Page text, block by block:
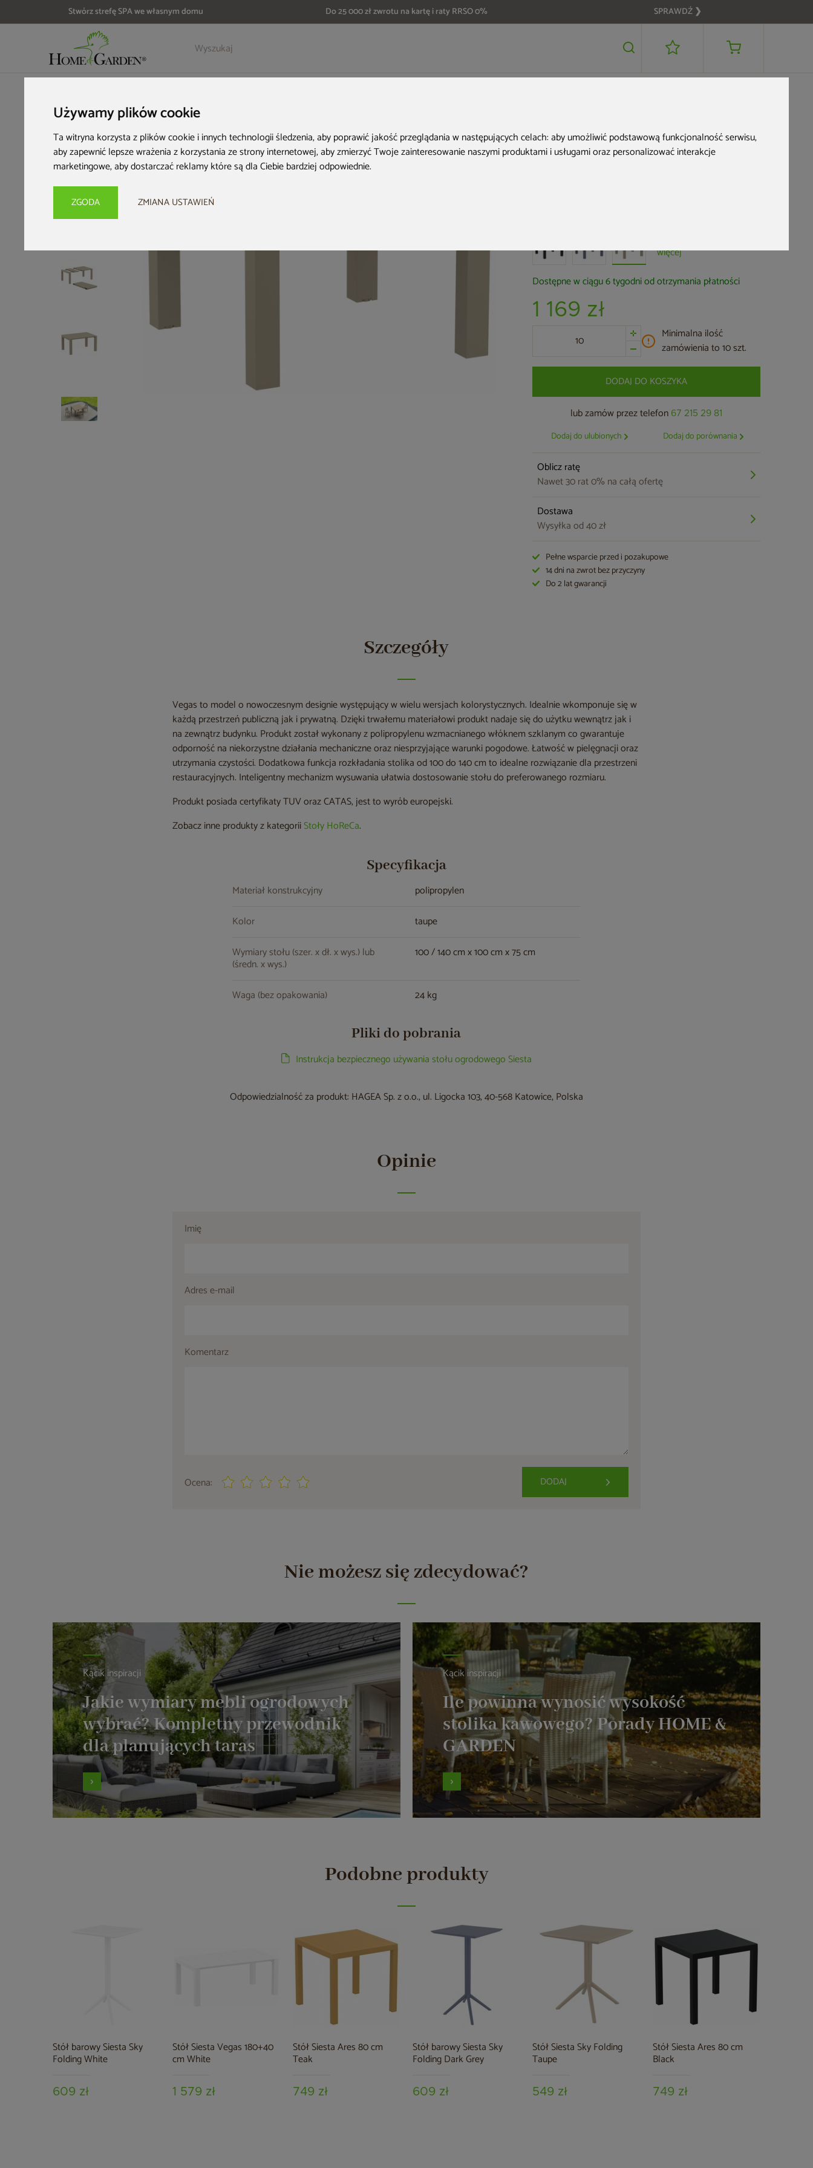
Używamy plików cookie
Ta witryna korzysta z plików cookie i innych technologii śledzenia, aby poprawić jakość przeglądania w następujących celach:aby umożliwić podstawową funkcjonalność serwisu,
aby zapewnić lepsze wrażenia z korzystania ze strony internetowej,aby zmierzyć Twoje zainteresowanie naszymi produktami i usługami oraz personalizować interakcje
marketingowe,aby dostarczać reklamy które są dla Ciebie bardziej odpowiednie.
ZGODA ZMIANA USTAWIEŃ
Stwórz strefę SPA we własnym domu Do 25 000 zł zwrotu na kartę i raty RRSO 0% SPRAWDŹ ❯
Szczegóły Opinie 1 169 zł DODAJ DO KOSZYKA
Stół Siesta Vegas
więcej
Dostępne w ciągu 6 tygodni od otrzymania płatności
1 169 zł
Minimalna ilość
zamówienia to 10 szt.
DODAJ DO KOSZYKA
lub zamów przez telefon 67 215 29 81
Dodaj do ulubionych Dodaj do porównania
Oblicz ratę
Nawet 30 rat 0% na całą ofertę
Dostawa
Wysyłka od 40 zł
Pełne wsparcie przed i pozakupowe
14 dni na zwrot bez przyczyny
Do 2 lat gwarancji
Szczegóły
Vegas to model o nowoczesnym designie występujący w wielu wersjach kolorystycznych. Idealnie wkomponuje się w
każdą przestrzeń publiczną jak i prywatną. Dzięki trwałemu materiałowi produkt nadaje się do użytku wewnątrz jak i
na zewnątrz budynku. Produkt został wykonany z polipropylenu wzmacnianego włóknem szklanym co gwarantuje
odporność na niekorzystne działania mechaniczne oraz niesprzyjające warunki pogodowe. Łatwość w pielęgnacji oraz
utrzymania czystości. Dodatkowa funkcja rozkładania stolika od 100 do 140 cm to idealne rozwiązanie dla przestrzeni
restauracyjnych. Inteligentny mechanizm wysuwania ułatwia dostosowanie stołu do preferowanego rozmiaru.
Produkt posiada certyfikaty TUV oraz CATAS, jest to wyrób europejski.
Zobacz inne produkty z kategoriiStoły HoReCa.
Specyfikacja
Materiał konstrukcyjny
polipropylen
Kolor
taupe
Wymiary stołu (szer. x dł. x wys.) lub
(średn. x wys.)
100 / 140 cm x 100 cm x 75 cm
Waga (bez opakowania) 24 kg
Pliki do pobrania
Instrukcja bezpiecznego używania stołu ogrodowego Siesta
Odpowiedzialność za produkt: HAGEA Sp. z o.o., ul. Ligocka 103, 40-568 Katowice, Polska
Opinie
Imię
Adres e-mail
Komentarz
Ocena: DODAJ
Nie możesz się zdecydować?
Kącik inspiracji
Jakie wymiary mebli ogrodowych
wybrać? Kompletny przewodnik
dla planujących taras
Kącik inspiracji
Ile powinna wynosić wysokość
stolika kawowego? Porady HOME &
GARDEN
Podobne produkty
Stół barowy Siesta Sky
Folding White
609 zł
Stół Siesta Vegas 180+40
cm White
1 579 zł
Stół Siesta Ares 80 cm
Teak
749 zł
Stół barowy Siesta Sky
Folding Dark Grey
609 zł
Stół Siesta Sky Folding
Taupe
549 zł
Stół Siesta Ares 80 cm
Black
749 zł